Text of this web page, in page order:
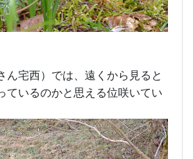
ん宅西）では、遠くから見ると
ているのかと思える位咲いてい